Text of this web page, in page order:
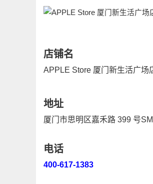
店铺名
APPLE Store 厦门新生活广场
地址
厦门市思明区嘉禾路 399 号
电话
400-617-1383